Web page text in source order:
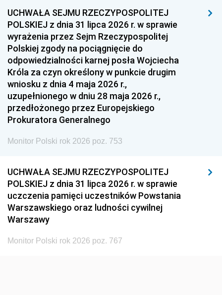
1954 1953 1952
1951 1950 1949
1948 1947
1939 1938 1937
1936 1930
UCHWAŁA SEJMU RZECZYPOSPOLITEJ
POLSKIEJ z dnia 31 lipca 2026 r. w sprawie
wyrażenia przez Sejm Rzeczypospolitej
Polskiej zgody na pociągnięcie do
odpowiedzialności karnej posła Wojciecha
Króla za czyn określony w punkcie drugim
wniosku z dnia 4 maja 2026 r.,
uzupełnionego w dniu 28 maja 2026 r.,
przedłożonego przez Europejskiego
Prokuratora Generalnego
Monitor Polski rok 2026 poz. 753
UCHWAŁA SEJMU RZECZYPOSPOLITEJ
POLSKIEJ z dnia 31 lipca 2026 r. w sprawie
uczczenia pamięci uczestników Powstania
Warszawskiego oraz ludności cywilnej
Warszawy
Monitor Polski rok 2026 poz. 767